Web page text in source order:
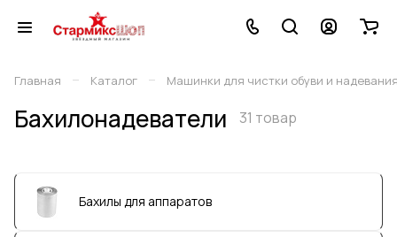
Главная – Каталог – Машинки для чистки обуви и
Бахилонадеватели 31 товар
Бахилы для аппаратов